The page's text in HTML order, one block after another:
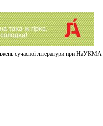
сучасної літератури при НаУКМА